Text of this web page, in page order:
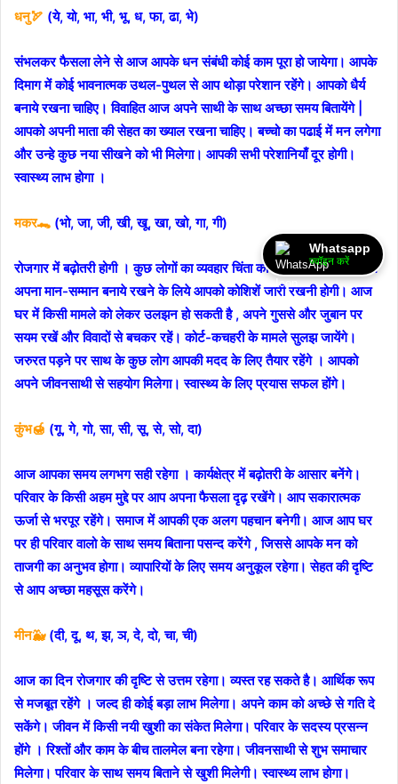
धनु🏹 (ये, यो, भा, भी, भू, ध, फा, ढा, भे)
संभलकर फैसला लेने से आज आपके धन संबंधी कोई काम पूरा हो जायेगा। आपके
दिमाग में कोई भावनात्मक उथल-पुथल से आप थोड़ा परेशान रहेंगे। आपको धैर्य
बनाये रखना चाहिए। विवाहित आज अपने साथी के साथ अच्छा समय बितायेंगे |
आपको अपनी माता की सेहत का ख्याल रखना चाहिए। बच्चो का पढाई में मन लगेगा
और उन्हे कुछ नया सीखने को भी मिलेगा। आपकी सभी परेशानियाँ दूर होगी।
स्वास्थ्य लाभ होगा ।
मकर🐊 (भो, जा, जी, खी, खू, खा, खो, गा, गी)
रोजगार में बढ़ोतरी होगी । कुछ लोगों का व्यवहार चिंता का कारण बनेगा। समाज में
अपना मान-सम्मान बनाये रखने के लिये आपको कोशिशें जारी रखनी होगी। आज
घर में किसी मामले को लेकर उलझन हो सकती है , अपने गुससे और जुबान पर
सयम रखें और विवादों से बचकर रहें। कोर्ट-कचहरी के मामले सुलझ जायेंगे।
जरुरत पड़ने पर साथ के कुछ लोग आपकी मदद के लिए तैयार रहेंगे । आपको
अपने जीवनसाथी से सहयोग मिलेगा। स्वास्थ्य के लिए प्रयास सफल होंगे।
कुंभ🍯 (गू, गे, गो, सा, सी, सू, से, सो, दा)
आज आपका समय लगभग सही रहेगा । कार्यक्षेत्र में बढ़ोतरी के आसार बनेंगे।
परिवार के किसी अहम मुद्दे पर आप अपना फैसला दृढ़ रखेंगे। आप सकारात्मक
ऊर्जा से भरपूर रहेंगे। समाज में आपकी एक अलग पहचान बनेगी। आज आप घर
पर ही परिवार वालो के साथ समय बिताना पसन्द करेंगे , जिससे आपके मन को
ताजगी का अनुभव होगा। व्यापारियों के लिए समय अनुकूल रहेगा। सेहत की दृष्टि
से आप अच्छा महसूस करेंगे।
मीन🐳(दी, दू, थ, झ, ञ, दे, दो, चा, ची)
आज का दिन रोजगार की दृष्टि से उत्तम रहेगा। व्यस्त रह सकते है। आर्थिक रूप
से मजबूत रहेंगे । जल्द ही कोई बड़ा लाभ मिलेगा। अपने काम को अच्छे से गति दे
सकेंगे। जीवन में किसी नयी खुशी का संकेत मिलेगा। परिवार के सदस्य प्रसन्न
होंगे । रिश्तों और काम के बीच तालमेल बना रहेगा। जीवनसाथी से शुभ समाचार
मिलेगा। परिवार के साथ समय बिताने से खुशी मिलेगी। स्वास्थ्य लाभ होगा।
Whatsapp
ज्वॉइन करें